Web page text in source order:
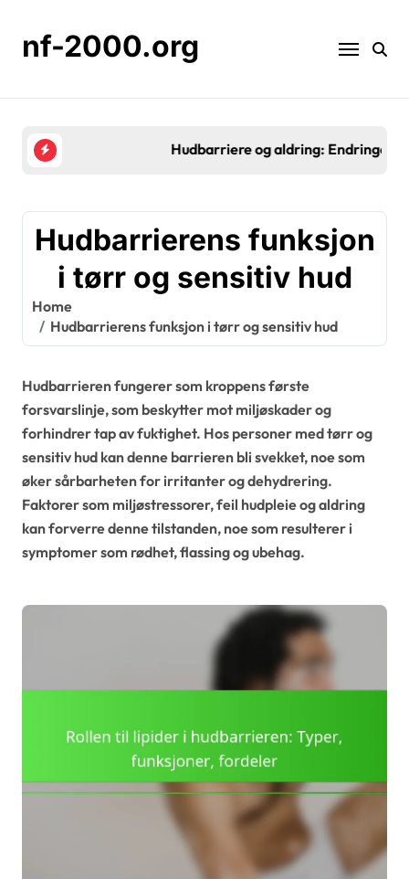
contentnf-2000.org
Hudbarriere og aldring: Endringer, utfordringer,
Hudbarrierens funksjon
i tørr og sensitiv hud
Home
Hudbarrierens funksjon i tørr og sensitiv hud
Hudbarrieren fungerer som kroppens første
forsvarslinje, som beskytter mot miljøskader og
forhindrer tap av fuktighet. Hos personer med tørr og
sensitiv hud kan denne barrieren bli svekket, noe som
øker sårbarheten for irritanter og dehydrering.
Faktorer som miljøstressorer, feil hudpleie og aldring
kan forverre denne tilstanden, noe som resulterer i
symptomer som rødhet, flassing og ubehag.